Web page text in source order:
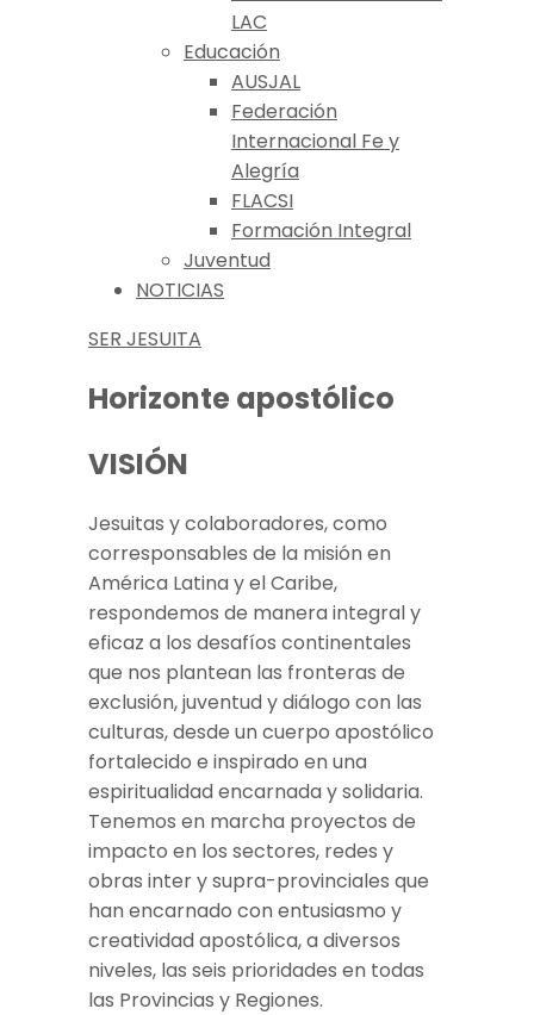
LAC
Educación
AUSJAL
Federación
Internacional Fe y
Alegría
FLACSI
Formación Integral
Juventud
NOTICIAS
SER JESUITA
Horizonte apostólico
VISIÓN
Jesuitas y colaboradores, como
corresponsables de la misión en
América Latina y el Caribe,
respondemos de manera integral y
eficaz a los desafíos continentales
que nos plantean las fronteras de
exclusión, juventud y diálogo con las
culturas, desde un cuerpo apostólico
fortalecido e inspirado en una
espiritualidad encarnada y solidaria.
Tenemos en marcha proyectos de
impacto en los sectores, redes y
obras inter y supra-provinciales que
han encarnado con entusiasmo y
creatividad apostólica, a diversos
niveles, las seis prioridades en todas
las Provincias y Regiones.